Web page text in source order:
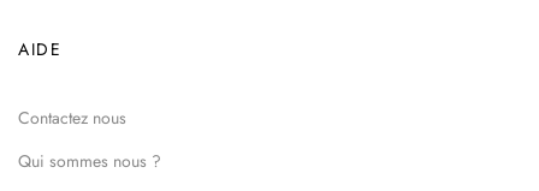
AIDE
Contactez nous
Qui sommes nous ?